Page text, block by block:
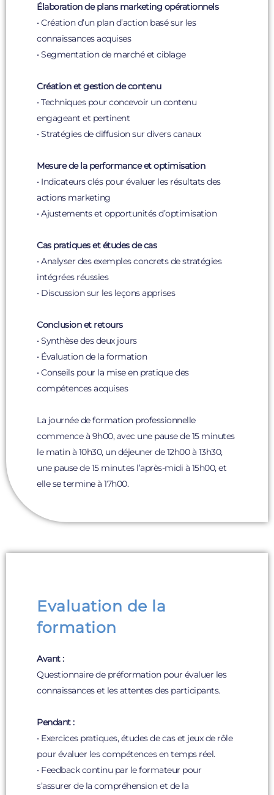
Élaboration de plans marketing opérationnels
• Création d’un plan d’action basé sur les
connaissances acquises
• Segmentation de marché et ciblage
Création et gestion de contenu
• Techniques pour concevoir un contenu
engageant et pertinent
• Stratégies de diffusion sur divers canaux
Mesure de la performance et optimisation
• Indicateurs clés pour évaluer les résultats des
actions marketing
• Ajustements et opportunités d’optimisation
Cas pratiques et études de cas
• Analyser des exemples concrets de stratégies
intégrées réussies
• Discussion sur les leçons apprises
Conclusion et retours
• Synthèse des deux jours
• Évaluation de la formation
• Conseils pour la mise en pratique des
compétences acquises
La journée de formation professionnelle
commence à 9h00, avec une pause de 15 minutes
le matin à 10h30, un déjeuner de 12h00 à 13h30,
une pause de 15 minutes l’après-midi à 15h00, et
elle se termine à 17h00.
Evaluation de la
formation
Avant :
Questionnaire de préformation pour évaluer les
connaissances et les attentes des participants.
Pendant :
• Exercices pratiques, études de cas et jeux de rôle
pour évaluer les compétences en temps réel.
• Feedback continu par le formateur pour
s’assurer de la compréhension et de la